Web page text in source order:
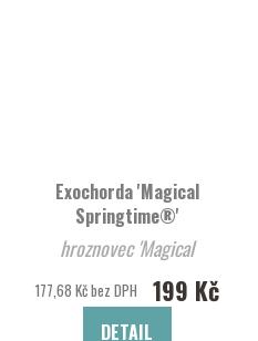
Exochorda 'Magical
Springtime®'
hroznovec 'Magical
Springtime®'
177,68 Kč bez DPH 199 Kč
DETAIL